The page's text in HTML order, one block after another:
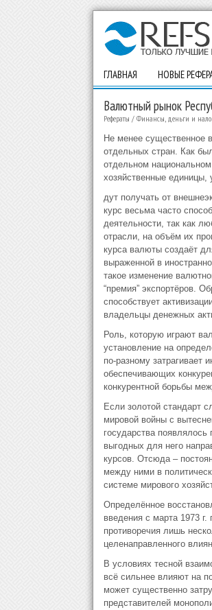
ГЛАВНАЯ НОВЫЕ
Валютный рынок
Рефераты / Финансы, деньги и
Не менее существенное
отдельных стран. Как
отдельном
хозяйственные единицы,
дут получать от
курс весьма часто
деятельности, так как
отрасли, на объём их
курса валюты создаёт
выраженной в
такое изменение
“премия” экспортёров.
способствует
владельцы денежных
Роль, которую играют
установление на
по-разному затрагивает
обеспечивающих
конкурентной борьбы
Если золотой стандарт
мировой войны с
государства
выгодных для него
курсов. Отсюда –
между ними в
системе мирового
Определённое
введения с марта 1973
противоречия лишь
целенаправленного
В условиях тесной
всё сильнее влияют на
может существенно
представителей